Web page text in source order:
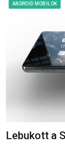
ANDROID MOBILOK
Lebukott a